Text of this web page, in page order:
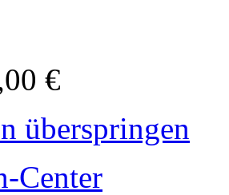
€
überspringen
Center